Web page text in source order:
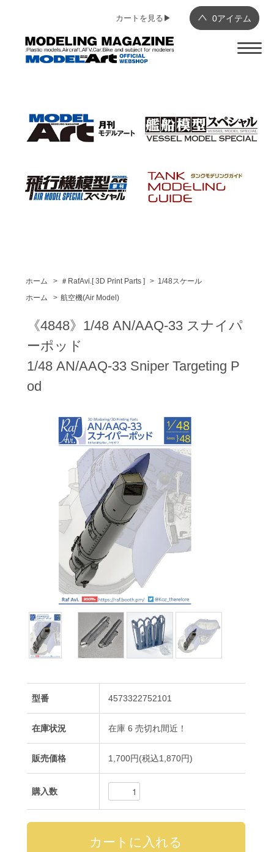
0アイテム
カートを見る▶︎
ホーム > ＃RafAvi.[ 3D Print Parts ] > 1/48スケール
ホーム
> 航空機(Air Model)
《4848》1/48 AN/AAQ-33 スナイパ
ーポッド
1/48 AN/AAQ-33 Sniper Targeting P
od
型番 4573322752101
在庫状況 在庫 6 売切れ間近！
販売価格 1,700円(税込1,870円)
購入数